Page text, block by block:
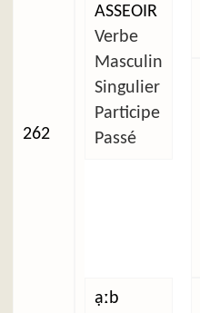
262
ASSEOIR
Verbe
Masculin
Singulier
Participe
Passé
ạːb